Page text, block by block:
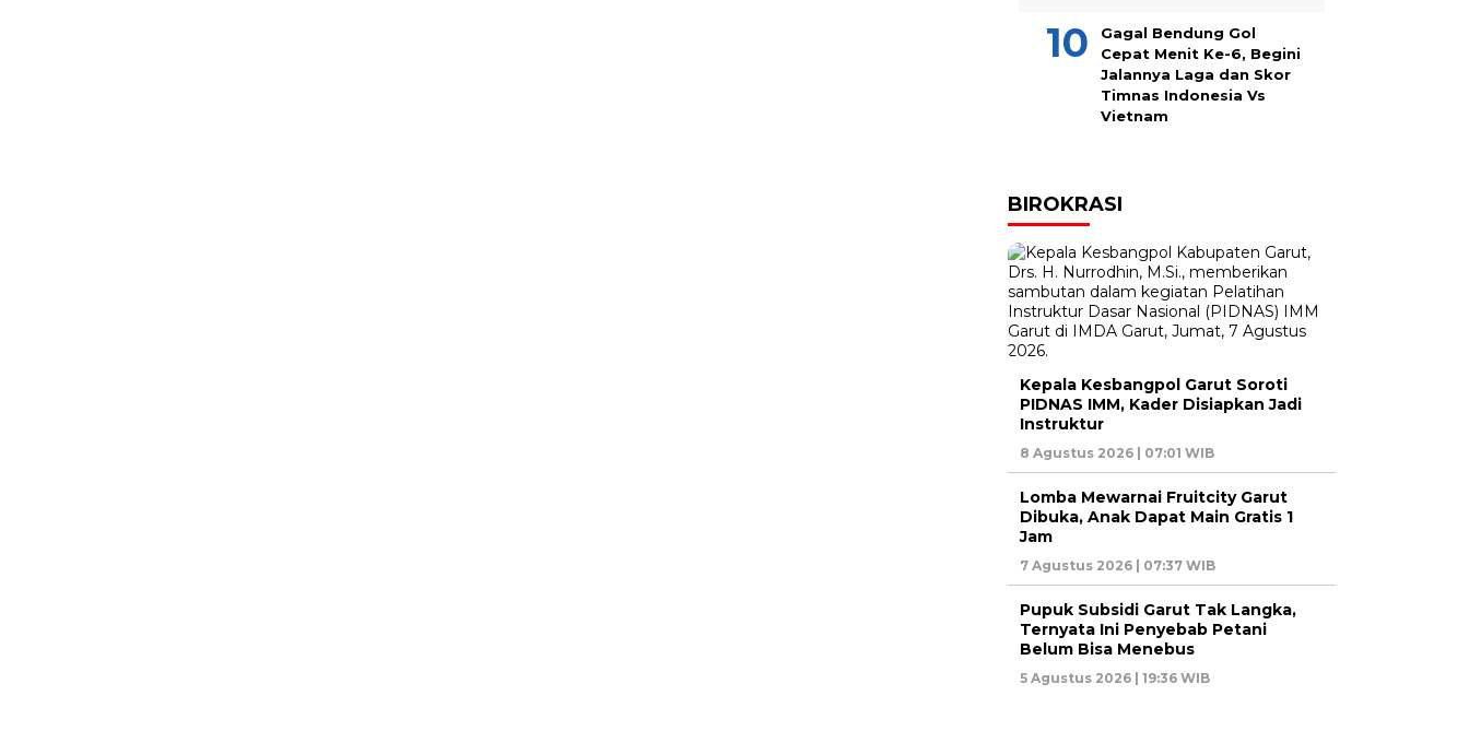
Gagal Bendung Gol
Cepat Menit Ke-6, Begini
Jalannya Laga dan Skor
Timnas Indonesia Vs
Vietnam
BIROKRASI
Kepala Kesbangpol Garut Soroti
PIDNAS IMM, Kader Disiapkan Jadi
Instruktur
8 Agustus 2026 | 07:01 WIB
Lomba Mewarnai Fruitcity Garut
Dibuka, Anak Dapat Main Gratis 1
Jam
7 Agustus 2026 | 07:37 WIB
Pupuk Subsidi Garut Tak Langka,
Ternyata Ini Penyebab Petani
Belum Bisa Menebus
5 Agustus 2026 | 19:36 WIB